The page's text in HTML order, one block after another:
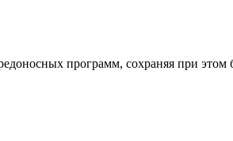
программ, сохраняя при этом